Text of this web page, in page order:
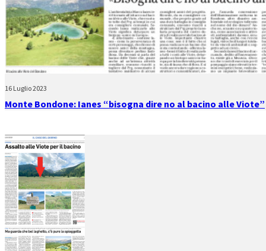
16 Luglio 2023
Monte Bondone: Ianes “bisogna dire no al bacino alle Viote”